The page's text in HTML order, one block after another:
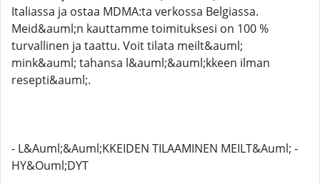
Italiassa ja ostaa MDMA:ta verkossa Belgiassa.
Meid&auml;n kauttamme toimituksesi on 100 %
turvallinen ja taattu. Voit tilata meilt&auml;
mink&auml; tahansa l&auml;&auml;kkeen ilman
resepti&auml;.
- L&Auml;&Auml;KKEIDEN TILAAMINEN MEILT&Auml; -
HY&Ouml;DYT